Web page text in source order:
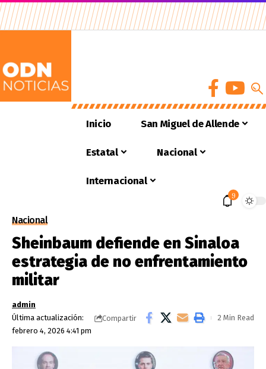
Inicio San Miguel de Allende
Estatal Nacional
Internacional
9
Nacional
Sheinbaum defiende en Sinaloa
estrategia de no enfrentamiento
militar
Última actualización:
febrero 4, 2026 4:41 pm
admin
Compartir
2 Min Read